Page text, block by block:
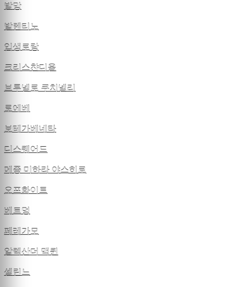
발망
발렌티노
입생로랑
크리스챤디올
브루넬로 쿠치넬리
로에베
보테가베네타
디스퀘어드
메종 미하라 야스히로
오프화이트
베트멍
페레가모
알렉산더 맥퀸
셀린느